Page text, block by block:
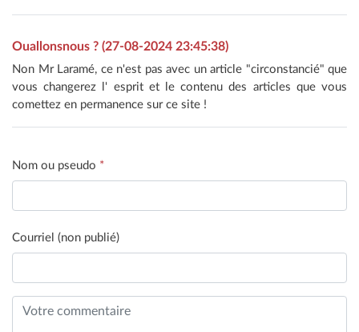
Ouallonsnous ? (27-08-2024 23:45:38)
Non Mr Laramé, ce n'est pas avec un article "circonstancié" que
vous changerez l' esprit et le contenu des articles que vous
comettez en permanence sur ce site !
Nom ou pseudo *
Courriel (non publié)